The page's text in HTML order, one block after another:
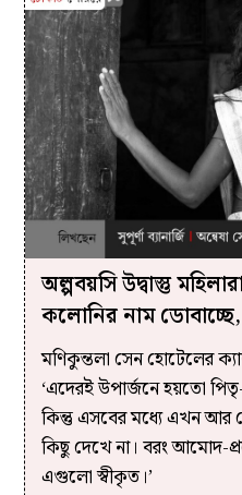
অল্পবয়সি উদ্বাস্তু
কলোনির নাম
মণিকুন্তলা সেন হোটেলের
‘এদেরই উপার্জনে হয়তো পিতৃ-
কিন্তু এসবের মধ্যে এখন আর
কিছু দেখে না। বরং আমোদ-
এগুলো স্বীকৃত।’